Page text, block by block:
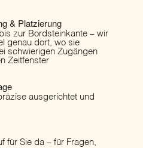
& Platzierung
zur Bordsteinkante – wir
genau dort, wo sie
schwierigen Zugängen
Zeitfenster
ausgerichtet und
für Sie da – für Fragen,